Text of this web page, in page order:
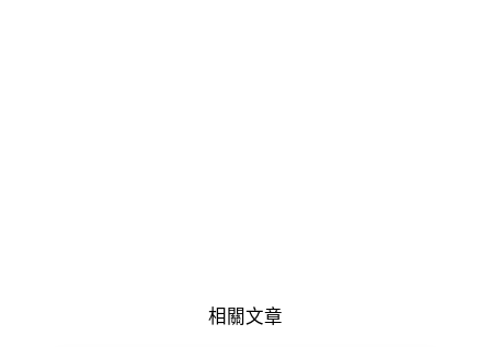
相關文章